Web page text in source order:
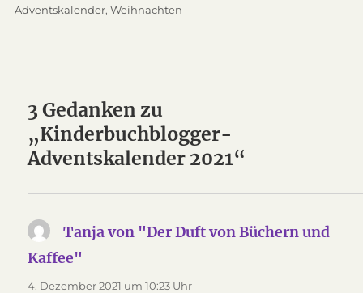
Schlagwörter
Adventskalender, Weihnachten
3 Gedanken zu
„Kinderbuchblogger-
Adventskalender 2021“
Tanja von "Der Duft von Büchern und
Kaffee"
4. Dezember 2021 um 10:23 Uhr